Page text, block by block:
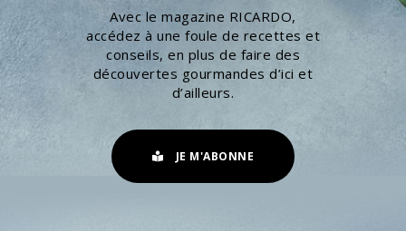
Avec le magazine RICARDO,
accédez à une foule de recettes et
conseils, en plus de faire des
découvertes gourmandes d’ici et
d’ailleurs.
JE M'ABONNE